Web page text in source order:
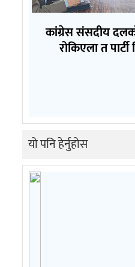
कांग्रेस संसदीय
रोकिएला त
यो पनि हेर्नुहोस